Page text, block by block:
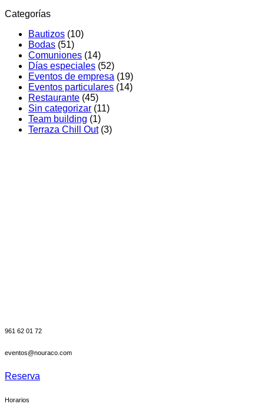
diferente
en
Categorías
Bautizos (10)
Bodas (51)
Comuniones (14)
Días especiales (52)
Eventos de empresa (19)
Eventos particulares (14)
Restaurante (45)
Sin categorizar (11)
Team building (1)
Terraza Chill Out(3)
961 62 01 72
eventos@nouraco.com
Reserva
Horarios